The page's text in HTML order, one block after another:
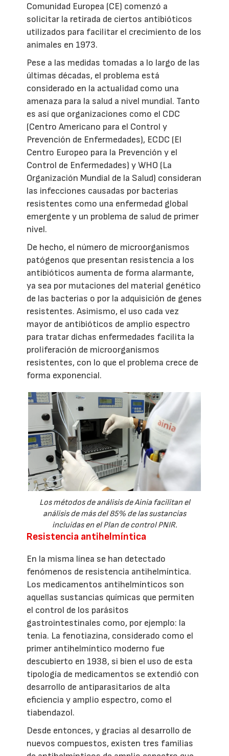
Comunidad Europea (CE) comenzó a
solicitar la retirada de ciertos antibióticos
utilizados para facilitar el crecimiento de los
animales en 1973.
Pese a las medidas tomadas a lo largo de las
últimas décadas, el problema está
considerado en la actualidad como una
amenaza para la salud a nivel mundial. Tanto
es así que organizaciones como el CDC
(Centro Americano para el Control y
Prevención de Enfermedades), ECDC (El
Centro Europeo para la Prevención y el
Control de Enfermedades) y WHO (La
Organización Mundial de la Salud) consideran
las infecciones causadas por bacterias
resistentes como una enfermedad global
emergente y un problema de salud de primer
nivel.
De hecho, el número de microorganismos
patógenos que presentan resistencia a los
antibióticos aumenta de forma alarmante,
ya sea por mutaciones del material genético
de las bacterias o por la adquisición de genes
resistentes. Asimismo, el uso cada vez
mayor de antibióticos de amplio espectro
para tratar dichas enfermedades facilita la
proliferación de microorganismos
resistentes, con lo que el problema crece de
forma exponencial.
Los métodos de análisis de Ainia facilitan el
análisis de más del 85% de las sustancias
incluidas en el Plan de control PNIR.
Resistencia antihelmíntica
En la misma línea se han detectado
fenómenos de resistencia antihelmíntica.
Los medicamentos antihelmínticos son
aquellas sustancias químicas que permiten
el control de los parásitos
gastrointestinales como, por ejemplo: la
tenia. La fenotiazina, considerado como el
primer antihelmíntico moderno fue
descubierto en 1938, si bien el uso de esta
tipología de medicamentos se extendió con
desarrollo de antiparasitarios de alta
eficiencia y amplio espectro, como el
tiabendazol.
Desde entonces, y gracias al desarrollo de
nuevos compuestos, existen tres familias